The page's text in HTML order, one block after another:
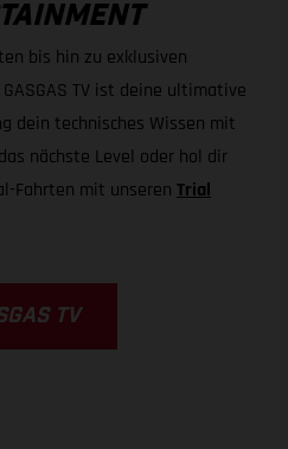
bis hin zu exklusiven
TV ist deine ultimative
dein technisches Wissen mit
nächste Level oder hol dir
Fahrten mit unseren Trial
TV